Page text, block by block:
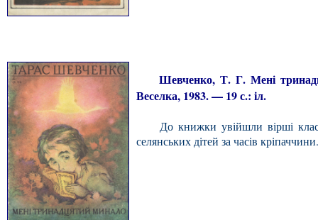
Шевченко, Т. Г. Мені
Веселка, 1983. — 19 с.: іл.
До книжки увійшли вірші
селянських дітей за часів кріпаччини.